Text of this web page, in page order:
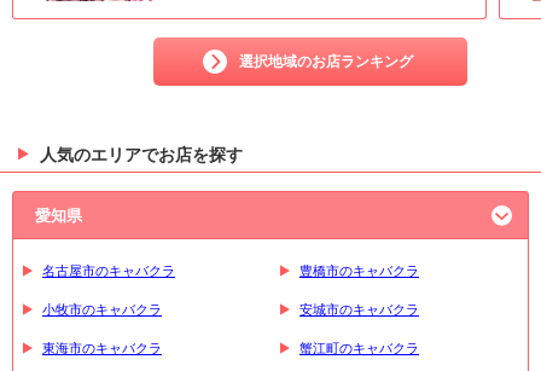
選択地域のお店ランキング
人気のエリアでお店を探す
愛知県
名古屋市のキャバクラ 豊橋市のキャバクラ
小牧市のキャバクラ 安城市のキャバクラ
東海市のキャバクラ 蟹江町のキャバクラ